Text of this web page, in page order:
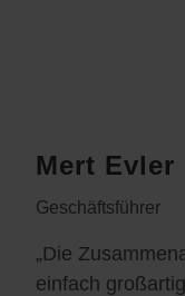
Mert Evler
Geschäftsführer
„Die
einfach